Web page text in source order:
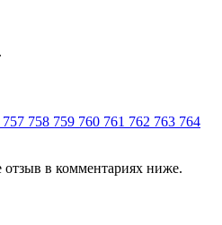
757 758 759 760 761 762 763 764
отзыв в комментариях ниже.